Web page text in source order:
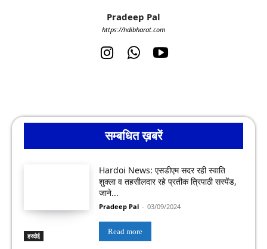
Pradeep Pal
https://hdibharat.com
सम्बधित ख़बरें
हरदोई
Hardoi News: एसडीएम सदर रही स्वाति
शुक्ला व तहसीलदार रहे प्रतीक त्रिपाठी सस्पेंड,
जाने...
Pradeep Pal - 03/09/2024
Read more